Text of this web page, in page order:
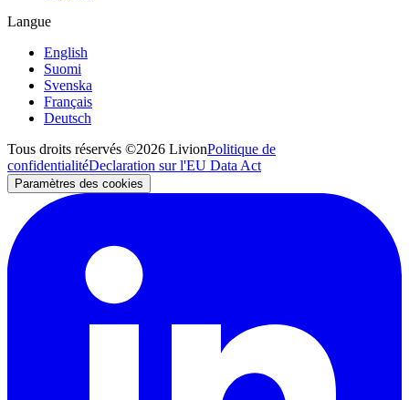
Langue
English
Suomi
Svenska
Français
Deutsch
Tous droits réservés ©2026 LivionPolitique de
confidentialitéDeclaration sur l'EU Data Act
Paramètres des cookies